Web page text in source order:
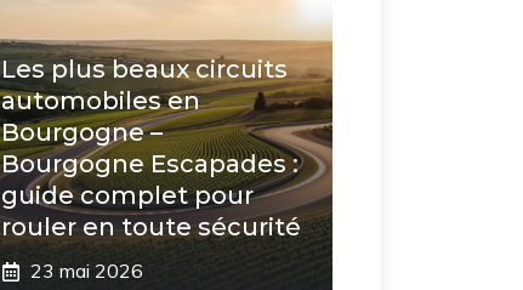
Les plus beaux circuits
automobiles en
Bourgogne –
Bourgogne Escapades :
guide complet pour
rouler en toute sécurité
23 mai 2026